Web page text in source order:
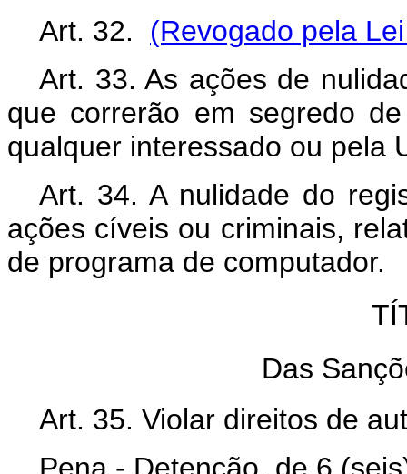
Art. 32. (Revogado pela
Art. 33. As ações de
que correrão em segredo
qualquer interessado ou pela
Art. 34. A nulidade do
ações cíveis ou criminais,
de programa de computador.
Das
Art. 35. Violar direitos de